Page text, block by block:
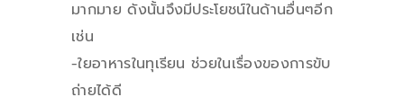
มากมาย ดังนั้นจึงมีประโยชน์ในด้านอื่นๆอีก
เช่น
-ใยอาหารในทุเรียน ช่วยในเรื่องของการขับ
ถ่ายได้ดี